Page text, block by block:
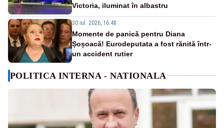
Victoria, iluminat în albastru
30 iul. 2026, 16:48
Momente de panică pentru Diana
Șoșoacă! Eurodeputata a fost rănită într-
un accident rutier
POLITICA INTERNA - NATIONALA